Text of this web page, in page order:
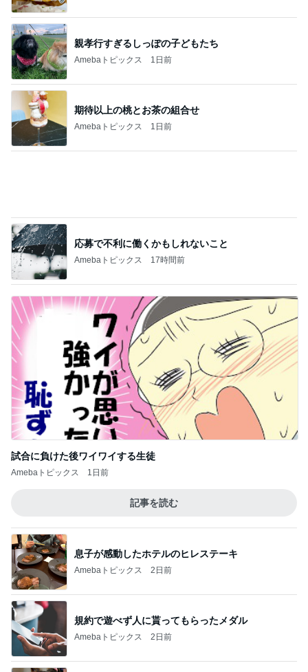
応募で不利に働くかもしれないこと
Amebaトピックス 17時間前
試合に負けた後ワイワイする生徒
Amebaトピックス 1日前
記事を読む
息子が感動したホテルのヒレステーキ
Amebaトピックス 2日前
Amebaトピックス 2日前
小原正子 娘の希望は現金か高額玩具
Amebaトピックス 1日前